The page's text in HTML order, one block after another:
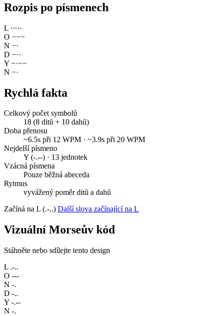
Rozpis po písmenech
L ·−··
O −−−
N −·
D −··
Y −·−−
N −·
Rychlá fakta
Celkový počet symbolů
18 (8 ditů + 10 dahů)
Doba přenosu
~6.5s při 12 WPM · ~3.9s při 20 WPM
Nejdelší písmeno
Y (-.--) · 13 jednotek
Vzácná písmena
Pouze běžná abeceda
Rytmus
vyvážený poměr ditů a dahů
Začíná na L (.-..) Další slova začínající na L
Vizuální Morseův kód
Stáhněte nebo sdílejte tento design
L .-..
O ---
N -.
D -..
Y -.--
N -.